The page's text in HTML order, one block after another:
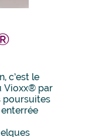
c’est le
Vioxx® par
poursuites